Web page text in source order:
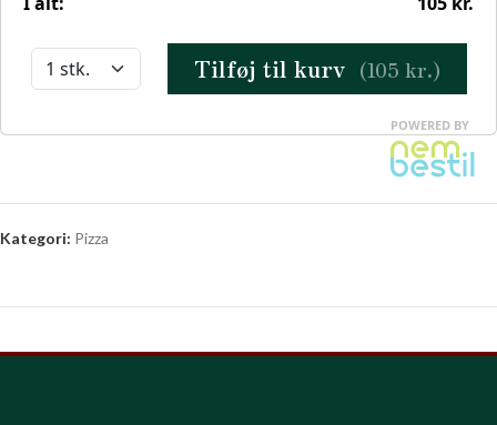
Kategori: Pizza